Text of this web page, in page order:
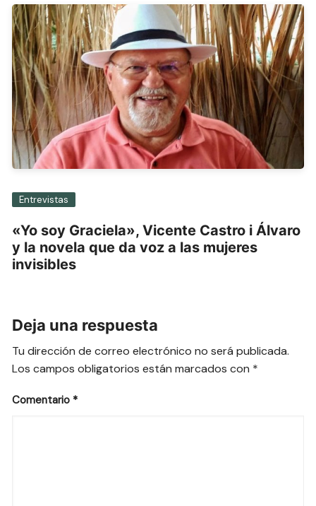
Entrevistas
«Yo soy Graciela», Vicente Castro i Álvaro
y la novela que da voz a las mujeres
invisibles
Deja una respuesta
Tu dirección de correo electrónico no será publicada.
Los campos obligatorios están marcados con *
Comentario *